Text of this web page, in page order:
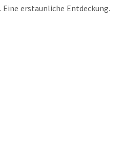
erstaun­li­che Ent­de­ckung.